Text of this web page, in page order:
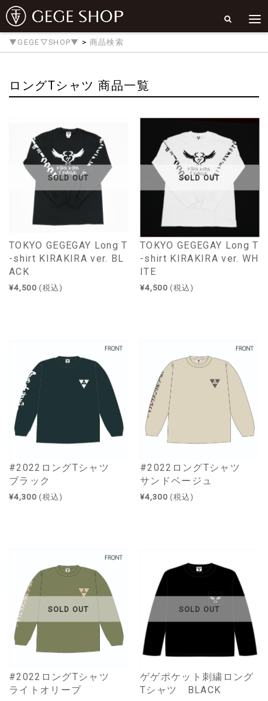
▼GEGE▽SHOP▼ > 商品検索
ロングTシャツ 商品一覧
SOLD OUT
TOKYO GEGEGAY Long T
-shirt KIRAKIRA ver. BL
ACK
¥4,500 (税込)
SOLD OUT
TOKYO GEGEGAY Long T
-shirt KIRAKIRA ver. WH
ITE
¥4,500 (税込)
#2022ロングTシャツ
ブラック
¥4,300 (税込)
#2022ロングTシャツ
サンドベージュ
¥4,300 (税込)
SOLD OUT
#2022ロングTシャツ
ライトオリーブ
SOLD OUT
ゲゲポケット刺繍ロング
Tシャツ BLACK